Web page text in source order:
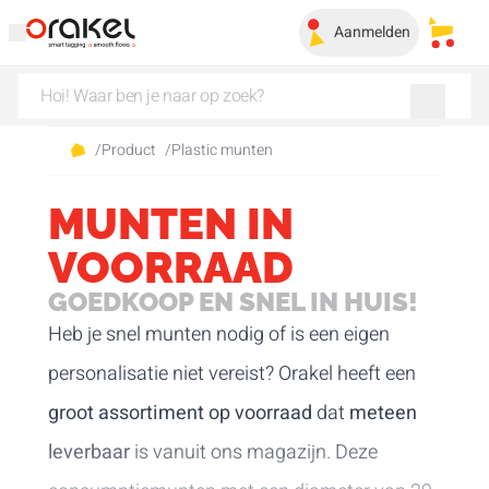
Aanmelden Mijn
/Product /Plastic munten
MUNTEN IN
VOORRAAD
GOEDKOOP EN SNEL IN HUIS!
Heb je snel munten nodig of is een eigen
personalisatie niet vereist? Orakel heeft een
grootassortiment op voorraad datmeteen
leverbaaris vanuit ons magazijn. Deze